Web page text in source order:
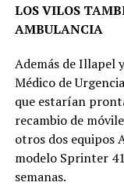
LOS VILOS
AMBULANCIA
Además de Illapel
Médico de
que estarían
recambio de
otros dos equipos
modelo Sprinter
semanas.